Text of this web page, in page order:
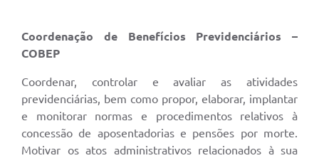
Coordenação de Benefícios Previdenciários –
COBEP
Coordenar, controlar e avaliar as atividades
previdenciárias, bem como propor, elaborar, implantar
e monitorar normas e procedimentos relativos à
concessão de aposentadorias e pensões por morte.
Motivar os atos administrativos relacionados à sua